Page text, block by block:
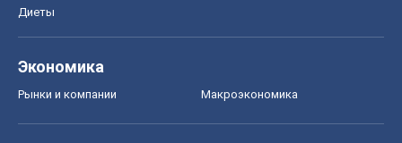
Диеты
Экономика
Рынки и компании Mакроэкономика